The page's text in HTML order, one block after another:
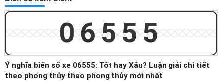
06555
Ý nghĩa biển số xe 06555: Tốt hay Xấu? Luận giải chi tiết
theo phong thủy theo phong thủy mới nhất